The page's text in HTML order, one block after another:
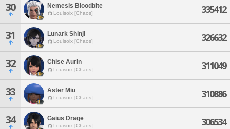
30 Nemesis Bloodbite
Louisoix [Chaos] 335412
31 Lunark Shinji
Louisoix [Chaos] 326632
32 Chise Aurin
Louisoix [Chaos] 311049
33 Aster Miu
Louisoix [Chaos] 310886
34 Gaius Drage
Louisoix [Chaos] 306534